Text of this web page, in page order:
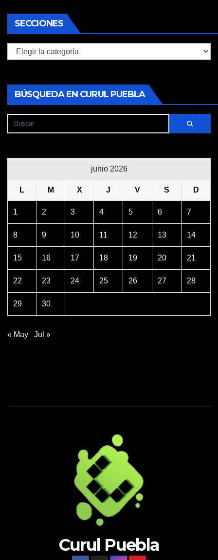
SECCIONES
Secciones
BÚSQUEDA EN CURUL PUEBLA
junio 2026
L M X J V S D
1 2 3 4 5 6 7
8 9 10 11 12 13 14
15 16 17 18 19 20 21
22 23 24 25 26 27 28
29 30
« May Jul »
Curul Puebla